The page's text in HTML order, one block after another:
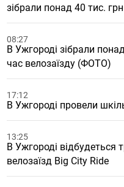
зібрали понад 40 тис.
08:27
В Ужгороді зібрали
час велозаїзду (ФОТО)
17:12
В Ужгороді провели
13:25
В Ужгороді відбудеться
велозаїзд Big City Ride